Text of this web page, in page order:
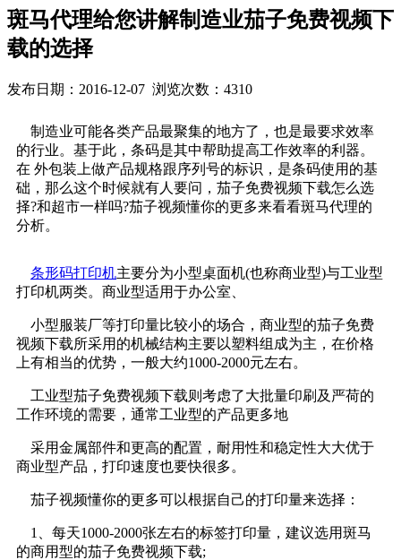
斑马代理给您讲解制造业茄子免费视频下
载的选择
发布日期：2016-12-07 浏览次数：4310
制造业可能各类产品最聚集的地方了，也是最要求效率
的行业。基于此，条码是其中帮助提高工作效率的利器。
在 外包装上做产品规格跟序列号的标识，是条码使用的基
础，那么这个时候就有人要问，茄子免费视频下载怎么选
择?和超市一样吗?茄子视频懂你的更多来看看斑马代理的
分析。
条形码打印机主要分为小型桌面机(也称商业型)与工业型
打印机两类。商业型适用于办公室、
小型服装厂等打印量比较小的场合，商业型的茄子免费
视频下载所采用的机械结构主要以塑料组成为主，在价格
上有相当的优势，一般大约1000-2000元左右。
工业型茄子免费视频下载则考虑了大批量印刷及严荷的
工作环境的需要，通常工业型的产品更多地
采用金属部件和更高的配置，耐用性和稳定性大大优于
商业型产品，打印速度也要快很多。
茄子视频懂你的更多可以根据自己的打印量来选择：
1、每天1000-2000张左右的标签打印量，建议选用斑马
的商用型的茄子免费视频下载;